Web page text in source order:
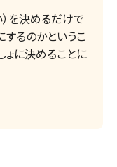
）を決めるだけで
するのかというこ
ょに決めることに